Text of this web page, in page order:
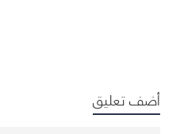
أضف تعليق